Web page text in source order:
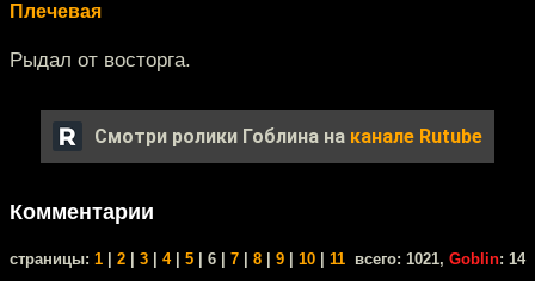
Плечевая
Рыдал от восторга.
Смотри ролики Гоблина на канале Rutube
Комментарии
cтраницы: 1 2 3 4| 5 | 6 | 7 8 9 10 11 всего: 1021, Goblin: 14